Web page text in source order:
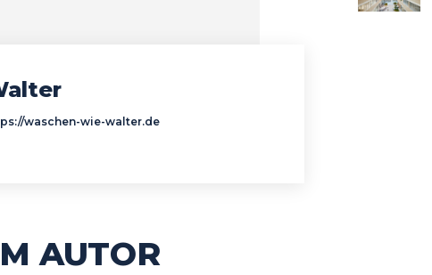
waschen-wie-walter.de
AUTOR